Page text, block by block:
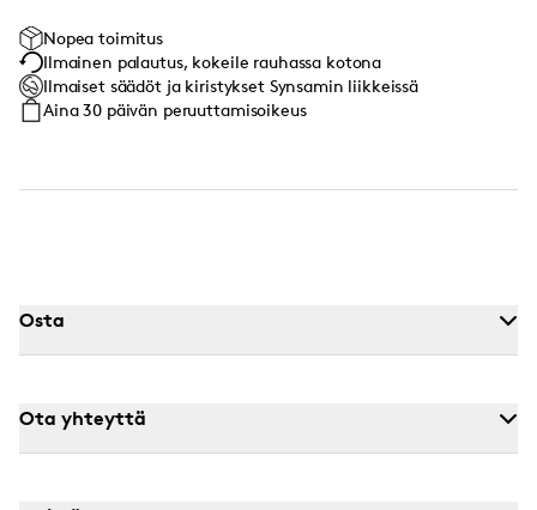
Nopea toimitus
Ilmainen palautus, kokeile rauhassa kotona
Ilmaiset säädöt ja kiristykset Synsamin liikkeissä
Aina 30 päivän peruuttamisoikeus
Osta
Ota yhteyttä